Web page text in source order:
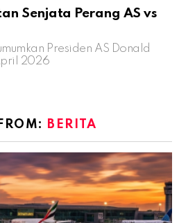
Senjata Perang AS vs
Presiden AS Donald
2026
BERITA